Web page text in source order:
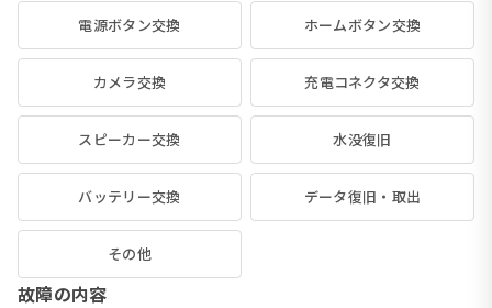
電源ボタン交換 ホームボタン交換
カメラ交換 充電コネクタ交換
スピーカー交換 水没復旧
バッテリー交換 データ復旧・取出
その他
故障の内容